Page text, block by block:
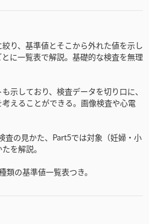
り、基準値とそこから外れた値を示し
に一覧表で解説。基礎的な検査を無理
示しており、検査データを切り口に、
えることができる。画像検査や心電
の見かた、Part5では対象（妊婦・小
を解説。
の基準値一覧表つき。